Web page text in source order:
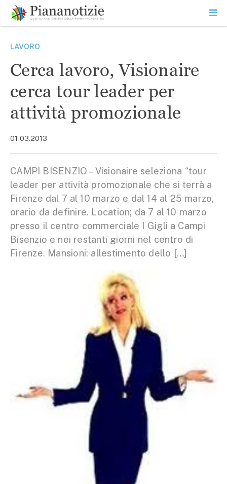
contenuto
SEARCH
LAVORO
Cerca lavoro, Visionaire
cerca tour leader per
attività promozionale
01.03.2013
CAMPI BISENZIO – Visionaire seleziona “tour
leader per attività promozionale che si terrà a
Firenze dal 7 al 10 marzo e dal 14 al 25 marzo,
orario da definire. Location; da 7 al 10 marzo
presso il centro commerciale I Gigli a Campi
Bisenzio e nei restanti giorni nel centro di
Firenze. Mansioni: allestimento dello […]